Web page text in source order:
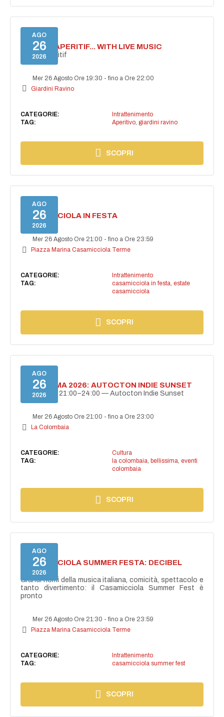
AGO
26
2026
SECRET APERITIF... WITH LIVE MUSIC
Secret aperitif
Mer 26 Agosto Ore 19:30 -fino a Ore 22:00
Giardini Ravino
CATEGORIE:
Intrattenimento
TAG:
Aperitivo, giardini ravino
SCOPRI
AGO
26
2026
CASAMICCIOLA IN FESTA
Mer 26 Agosto Ore 21:00 -fino a Ore 23:59
Piazza Marina Casamicciola Terme
CATEGORIE:
Intrattenimento
TAG:
casamicciola in festa, estate
casamicciola
SCOPRI
AGO
26
2026
BELLISSIMA 2026: AUTOCTON INDIE SUNSET
26 agosto | 21:00–24:00 — Autocton Indie Sunset
Mer 26 Agosto Ore 21:00 -fino a Ore 23:00
La Colombaia
CATEGORIE:
Cultura
TAG:
la colombaia, bellissima, eventi
colombaia
SCOPRI
AGO
26
2026
CASAMICCIOLA SUMMER FESTA: DECIBEL
BELLINI
Grandi nomi della musica italiana, comicità, spettacolo e
tanto divertimento: il Casamicciola Summer Fest è
pronto
Mer 26 Agosto Ore 21:30 -fino a Ore 23:59
Piazza Marina Casamicciola Terme
CATEGORIE:
Intrattenimento
TAG:
casamicciola summer fest
SCOPRI